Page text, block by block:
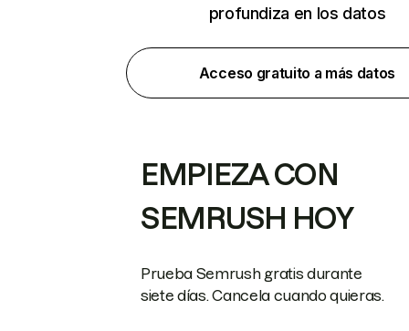
profundiza en los datos
Acceso gratuito a más datos
EMPIEZA CON
SEMRUSH HOY
Prueba Semrush gratis durante
siete días. Cancela cuando quieras.